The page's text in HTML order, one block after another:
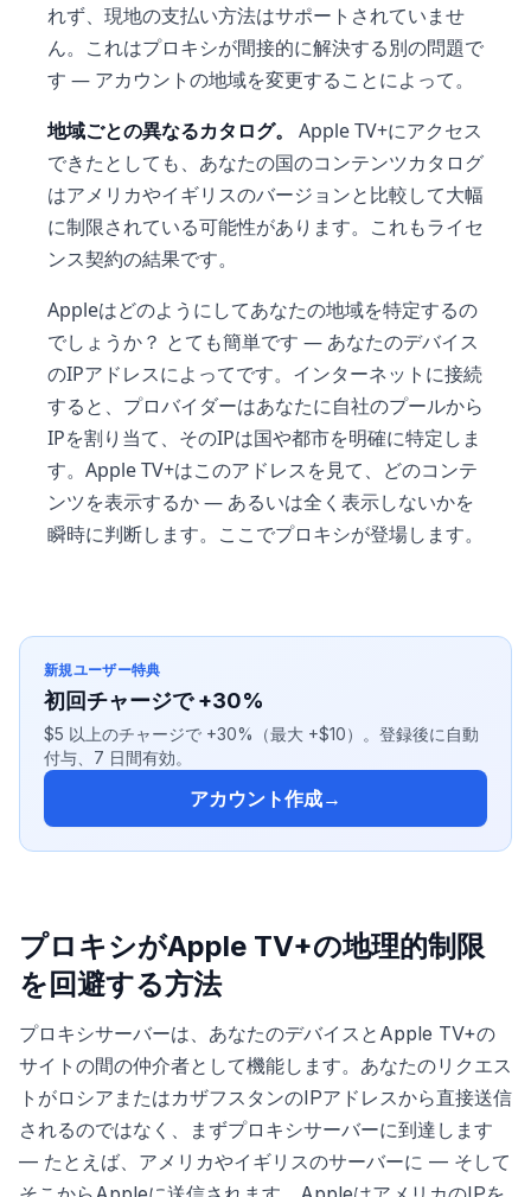
れず、現地の支払い方法はサポートされていませ
ん。これはプロキシが間接的に解決する別の問題で
す — アカウントの地域を変更することによって。
地域ごとの異なるカタログ。
Apple TV+にアクセス
できたとしても、あなたの国のコンテンツカタログ
はアメリカやイギリスのバージョンと比較して大幅
に制限されている可能性があります。これもライセ
ンス契約の結果です。
Appleはどのようにしてあなたの地域を特定するの
でしょうか？ とても簡単です — あなたのデバイス
のIPアドレスによってです。インターネットに接続
すると、プロバイダーはあなたに自社のプールから
IPを割り当て、そのIPは国や都市を明確に特定しま
す。Apple TV+はこのアドレスを見て、どのコンテ
ンツを表示するか — あるいは全く表示しないかを
瞬時に判断します。ここでプロキシが登場します。
新規ユーザー特典
初回チャージで +30%
$5 以上のチャージで +30%（最大 +$10）。登録後に自動
付与、7 日間有効。
アカウント作成→
プロキシがApple TV+の地理的制限
を回避する方法
プロキシサーバーは、あなたのデバイスとApple TV+の
サイトの間の仲介者として機能します。あなたのリクエス
トがロシアまたはカザフスタンのIPアドレスから直接送信
されるのではなく、まずプロキシサーバーに到達します
— たとえば、アメリカやイギリスのサーバーに — そして